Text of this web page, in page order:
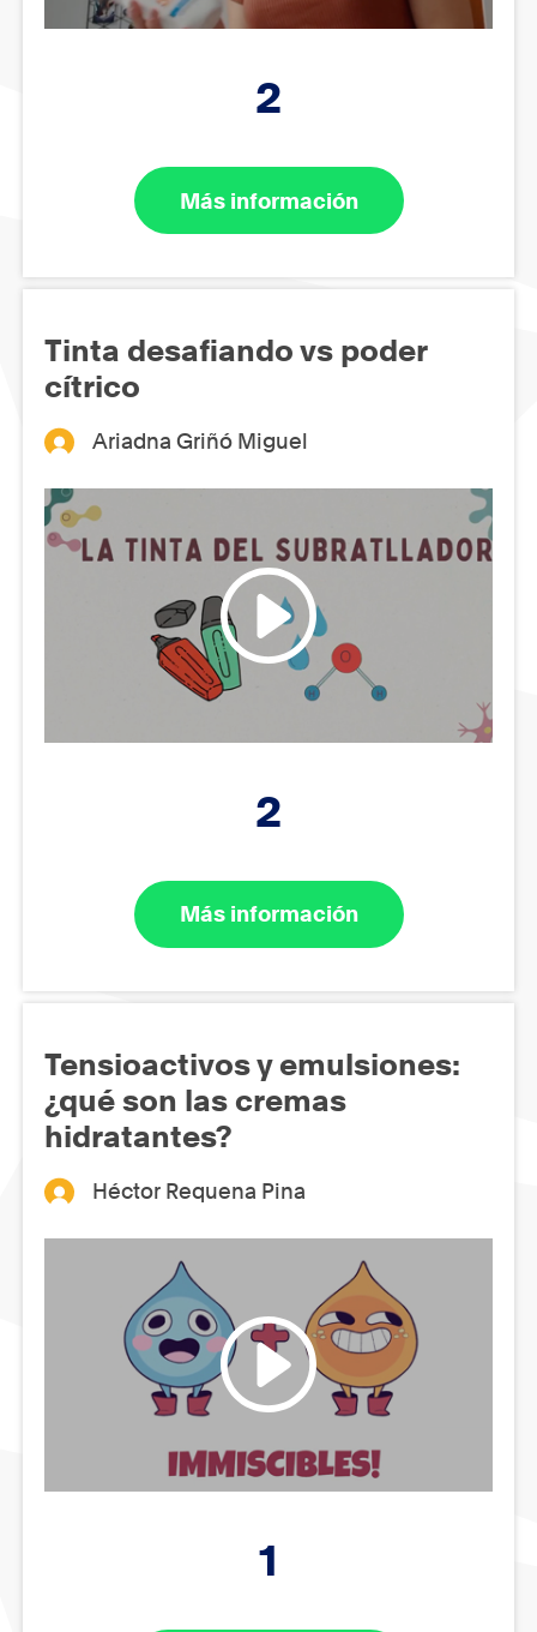
2
Más información
Tinta desafiando vs poder
cítrico
Ariadna Griñó Miguel
2
Más información
Tensioactivos y emulsiones:
¿qué son las cremas
hidratantes?
Héctor Requena Pina
1